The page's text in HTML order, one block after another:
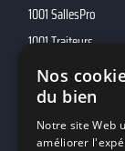
1001 SallesPro
1001 Traiteurs
1001 DJ
10h01
MP2
Nos
du bien
Notre site Web
améliorer